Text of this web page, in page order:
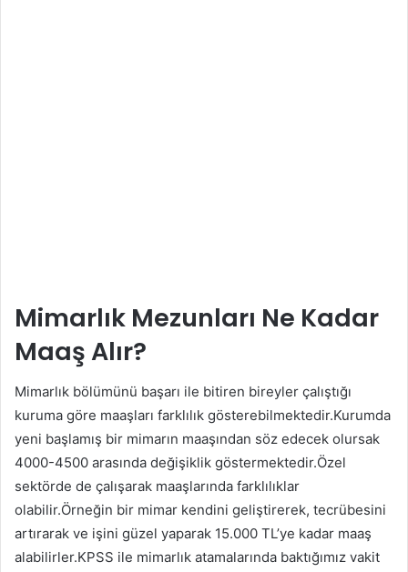
Mimarlık Mezunları Ne Kadar
Maaş Alır?
Mimarlık bölümünü başarı ile bitiren bireyler çalıştığı
kuruma göre maaşları farklılık gösterebilmektedir.Kurumda
yeni başlamış bir mimarın maaşından söz edecek olursak
4000-4500 arasında değişiklik göstermektedir.Özel
sektörde de çalışarak maaşlarında farklılıklar
olabilir.Örneğin bir mimar kendini geliştirerek, tecrübesini
artırarak ve işini güzel yaparak 15.000 TL’ye kadar maaş
alabilirler.KPSS ile mimarlık atamalarında baktığımız vakit